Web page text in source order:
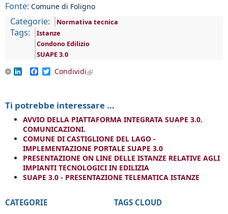
Fonte: Comune di Foligno
Categorie: Normativa tecnica
Tags:
Istanze
Condono Edilizio
SUAPE 3.0
LinkedInFacebook
Twitter
Condividi(link is external)
Ti potrebbe interessare ...
AVVIO DELLA PIATTAFORMA INTEGRATA SUAPE 3.0.
COMUNICAZIONI.
COMUNE DI CASTIGLIONE DEL LAGO -
IMPLEMENTAZIONE PORTALE SUAPE 3.0
PRESENTAZIONE ON LINE DELLE ISTANZE RELATIVE AGLI
IMPIANTI TECNOLOGICI IN EDILIZIA
SUAPE 3.0 - PRESENTAZIONE TELEMATICA ISTANZE
CATEGORIE TAGS CLOUD